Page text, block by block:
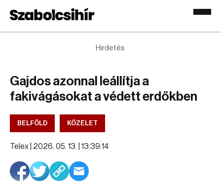
Hirdetés
Gajdos azonnal leállítja a
fakivágásokat a védett erdőkben
BELFÖLD KÖZÉLET
Telex | 2026. 05. 13. | 13:39:14